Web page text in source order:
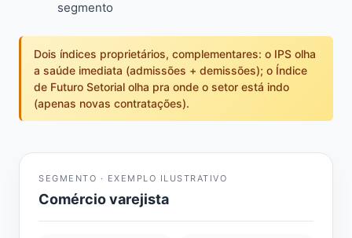
segmento
Dois índices proprietários, complementares: o IPS olha
a saúde imediata (admissões + demissões); o Índice
de Futuro Setorial olha pra onde o setor está indo
(apenas novas contratações).
SEGMENTO · EXEMPLO ILUSTRATIVO
Comércio varejista